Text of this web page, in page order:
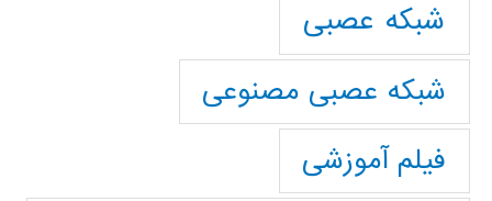
شبکه عصبی
شبکه عصبی مصنوعی
فیلم آموزشی